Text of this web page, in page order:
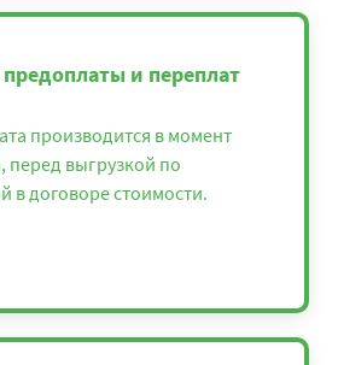
предоплаты и переплат
производится в момент
перед выгрузкой по
в договоре стоимости.